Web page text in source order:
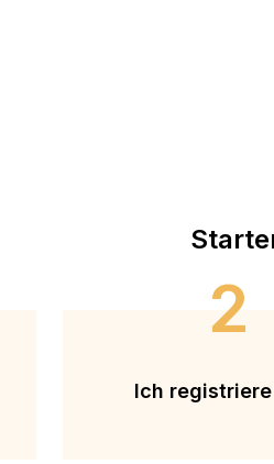
2
Ich